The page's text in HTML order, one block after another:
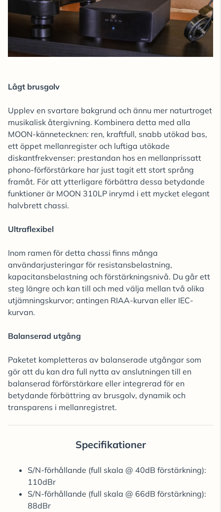
Lågt brusgolv
Upplev en svartare bakgrund och ännu mer naturtroget
musikalisk återgivning. Kombinera detta med alla
MOON-kännetecknen: ren, kraftfull, snabb utökad bas,
ett öppet mellanregister och luftiga utökade
diskantfrekvenser: prestandan hos en mellanprissatt
phono-förförstärkare har just tagit ett stort språng
framåt. För att ytterligare förbättra dessa betydande
funktioner är MOON 310LP inrymd i ett mycket elegant
halvbrett chassi.
Ultraflexibel
Inom ramen för detta chassi finns många
användarjusteringar för resistansbelastning,
kapacitansbelastning och förstärkningsnivå. Du går ett
steg längre och kan till och med välja mellan två olika
utjämningskurvor; antingen RIAA-kurvan eller IEC-
kurvan.
Balanserad utgång
Paketet kompletteras av balanserade utgångar som
gör att du kan dra full nytta av anslutningen till en
balanserad förförstärkare eller integrerad för en
betydande förbättring av brusgolv, dynamik och
transparens i mellanregistret.
Specifikationer
S/N-förhållande (full skala @ 40dB förstärkning):
110dBr
S/N-förhållande (full skala @ 66dB förstärkning):
88dBr